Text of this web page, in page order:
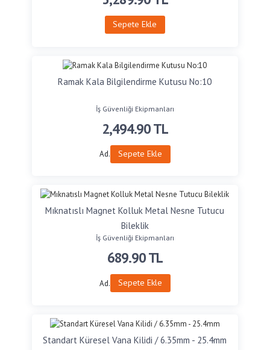
Sepete Ekle
Ramak Kala Bilgilendirme Kutusu No:10
İş Güvenliği Ekipmanları
2,494.90TL
Ad. Sepete Ekle
Mıknatıslı Magnet Kolluk Metal Nesne Tutucu
Bileklik
İş Güvenliği Ekipmanları
689.90TL
Ad. Sepete Ekle
Standart Küresel Vana Kilidi / 6.35mm - 25.4mm